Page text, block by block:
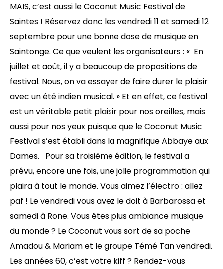
MAIS, c’est aussi le Coconut Music Festival de
Saintes ! Réservez donc les vendredi 11 et samedi 12
septembre pour une bonne dose de musique en
Saintonge. Ce que veulent les organisateurs : « En
juillet et août, il y a beaucoup de propositions de
festival. Nous, on va essayer de faire durer le plaisir
avec un été indien musical. » Et en effet, ce festival
est un véritable petit plaisir pour nos oreilles, mais
aussi pour nos yeux puisque que le Coconut Music
Festival s’est établi dans la magnifique Abbaye aux
Dames. Pour sa troisième édition, le festival a
prévu, encore une fois, une jolie programmation qui
plaira à tout le monde. Vous aimez l’électro : allez
paf ! Le vendredi vous avez le doit à Barbarossa et
samedi à Rone. Vous êtes plus ambiance musique
du monde ? Le Coconut vous sort de sa poche
Amadou & Mariam et le groupe Témé Tan vendredi.
Les années 60, c’est votre kiff ? Rendez-vous